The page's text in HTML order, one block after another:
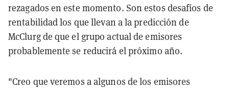
rezagados en este momento. Son estos desafíos de
rentabilidad los que llevan a la predicción de
McClurg de que el grupo actual de emisores
probablemente se reducirá el próximo año.
"Creo que veremos a algunos de los emisores